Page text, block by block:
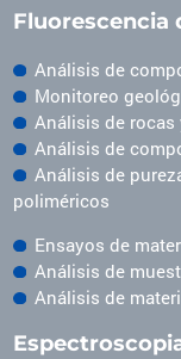
Fluorescencia
Análisis de
Monitoreo
Análisis de
Análisis de
Análisis de
poliméricos
Ensayos de
Análisis de
Análisis de